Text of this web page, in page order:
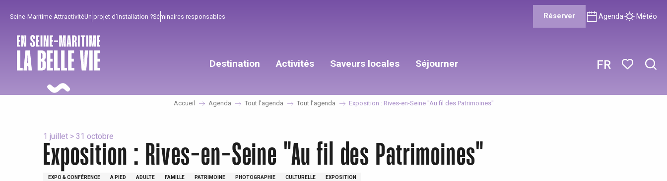
principal
FR
Seine-Maritime AttractivitéUn projet d'installation ?Séminaires responsables Réserver Agenda Météo
Destination Activités
Pour profiter
Saveurs locales
Incontournables
Séjourner
Bien de chez nous !
Accueil Agenda Tout l’agenda Tout l’agenda Exposition : Rives-en-Seine "Au fil des Patrimoines"
1 juillet > 31 octobre
Exposition : Rives-en-Seine "Au fil des Patrimoines"
EXPO & CONFÉRENCE A PIED ADULTE FAMILLE PATRIMOINE PHOTOGRAPHIE CULTURELLE EXPOSITION